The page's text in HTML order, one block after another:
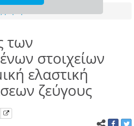
των
στοιχείων
ελαστική
ζεύγους